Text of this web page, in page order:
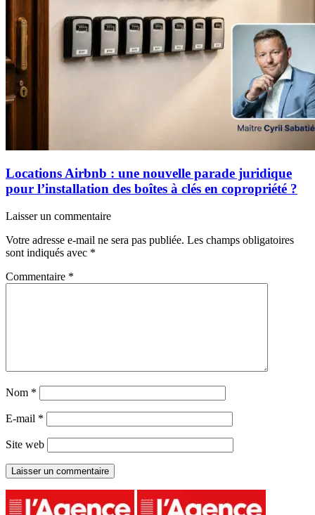
Locations Airbnb : une nouvelle parade juridique
pour l’installation des boîtes à clés en copropriété ?
Laisser un commentaire
Votre adresse e-mail ne sera pas publiée. Les champs obligatoires
sont indiqués avec *
Commentaire *
Nom *
E-mail *
Site web